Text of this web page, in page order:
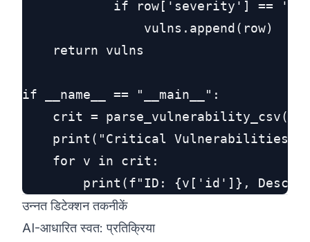
if row['severity'] ==
                vulns.append(row)
    return vulns
if __name__ == "__main__":
crit =
print("Critical Vulnerabilities
    for v in crit:
उन्नत डिटेक्शन तकनीकें
AI-आधारित स्वत: प्रतिक्रिया